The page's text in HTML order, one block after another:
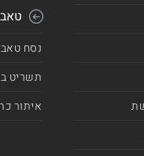
נסח
תשריט
איתור